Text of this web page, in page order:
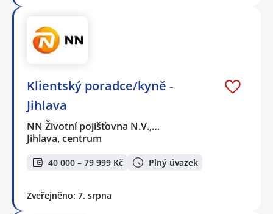
Klientský poradce/kyně -
Jihlava
NN Životní pojišťovna N.V.,…
Jihlava, centrum
40 000 – 79 999 Kč Plný úvazek
Zveřejněno: 7. srpna